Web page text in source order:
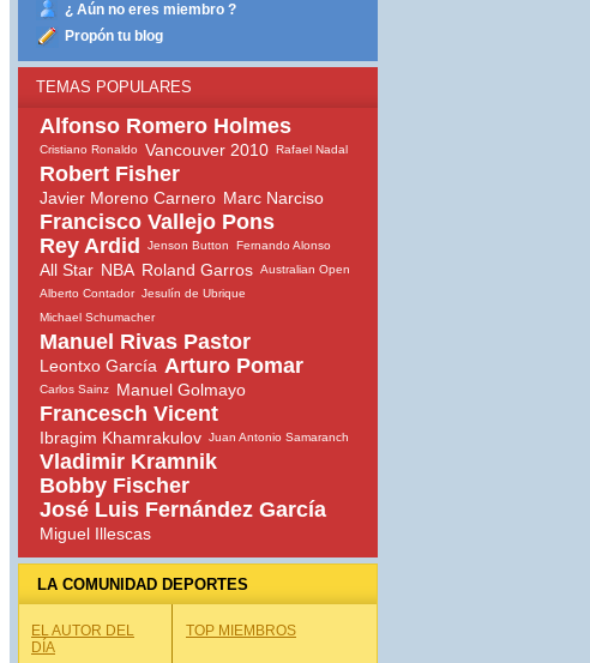
¿ Aún no eres miembro ?
Propón tu blog
TEMAS POPULARES
Alfonso Romero Holmes
Cristiano Ronaldo Vancouver 2010 Rafael Nadal
Robert Fisher
Javier Moreno Carnero Marc Narciso
Francisco Vallejo Pons
Rey Ardid
Jenson Button Fernando Alonso
All Star NBA Roland Garros Australian Open
Alberto Contador Jesulín de Ubrique
Michael Schumacher
Manuel Rivas Pastor
Leontxo García Arturo Pomar
Carlos Sainz Manuel Golmayo
Francesch Vicent
Ibragim Khamrakulov Juan Antonio Samaranch
Vladimir Kramnik
Bobby Fischer
José Luis Fernández García
Miguel Illescas
LA COMUNIDAD DEPORTES
EL AUTOR DEL
DÍA
TOP MIEMBROS